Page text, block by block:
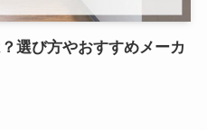
選び方やおすすめメーカ